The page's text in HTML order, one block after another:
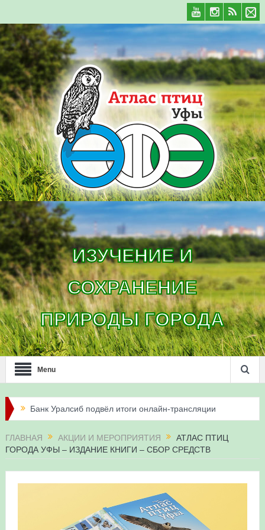
ИЗУЧЕНИЕ И
СОХРАНЕНИЕ
ПРИРОДЫ ГОРОДА
Menu
Банк Уралсиб подвёл итоги онлайн-трансляции
Итоги акции «Соловьиные вечера-2026» в
Три птенца сапсанов Уралсиба получили имена и
ГЛАВНАЯ АКЦИИ И МЕРОПРИЯТИЯ
АТЛАС ПТИЦ
ГОРОДА УФЫ – ИЗДАНИЕ КНИГИ – СБОР СРЕДСТВ